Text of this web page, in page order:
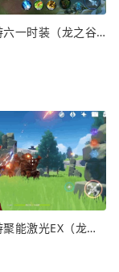
龙之谷手游六一时装（龙之谷手游六一时装怎么样）
龙之谷手游聚能激光EX（龙之谷FC）